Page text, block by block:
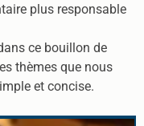
plus responsable
ce bouillon de
thèmes que nous
et concise.